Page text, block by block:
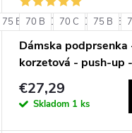
75 E 80 C 80 D 80 E
70 B 70 C 75 B
Dámska podprsenka
korzetová - push-up
1580
€27,29
Skladom 1 ks